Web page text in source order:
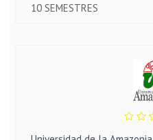
10 SEMESTRES